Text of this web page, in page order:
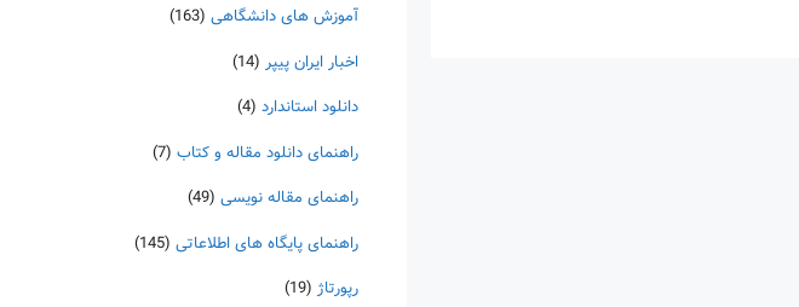
آموزش های دانشگاهی (163)
اخبار ایران پیپر (14)
دانلود استاندارد (4)
راهنمای دانلود مقاله و کتاب (7)
راهنمای مقاله نویسی (49)
راهنمای پایگاه های اطلاعاتی (145)
رپورتاژ (19)